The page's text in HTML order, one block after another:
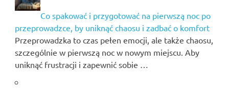
Co spakować i przygotować na pierwszą noc po
przeprowadzce, by uniknąć chaosu i zadbać o komfort
Przeprowadzka to czas pełen emocji, ale także chaosu,
szczególnie w pierwszą noc w nowym miejscu. Aby
uniknąć frustracji i zapewnić sobie …